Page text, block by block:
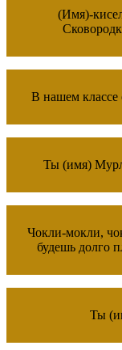
(Имя)-
В нашем
Ты (имя)
Чокли-мокли,
будешь долго
Ты